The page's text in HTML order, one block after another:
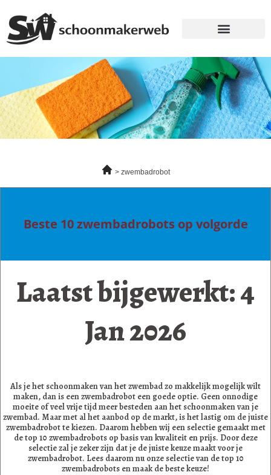
zwembadrobot
Beste 10 zwembadrobots op volgorde
Laatst bijgewerkt: 4
Jan 2026
Als je het schoonmaken van het zwembad zo makkelijk mogelijk wilt
maken, dan is een zwembadrobot een goede optie. Geen onnodige
moeite of veel vrije tijd meer besteden aan het schoonmaken van je
zwembad. Maar met al het aanbod op de markt, is het lastig om de juiste
zwembadrobot te kiezen. Daarom hebben wij een selectie gemaakt met
de top 10 zwembadrobots op basis van kwaliteit en prijs. Door deze
selectie zal je zeker zijn dat je de juiste keuze maakt voor je
zwembadrobot. Lees daarom nu onze selectie van de top 10
zwembadrobots en maak de beste keuze!